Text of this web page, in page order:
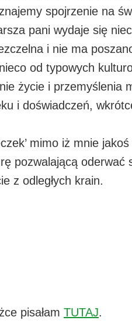
spojrzenie na
pani wydaje się
i nie ma
od typowych
życie i przemyślenia
i doświadczeń,
mimo iż mnie
pozwalającą oderwać
z odległych krain.
pisałam TUTAJ.